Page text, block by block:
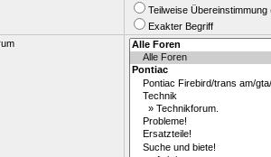
Teilweise Übereinstimmung
Exakter Begriff